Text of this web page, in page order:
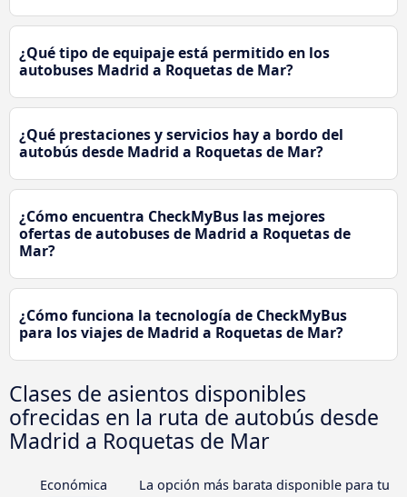
¿Qué tipo de equipaje está permitido en los
autobuses Madrid a Roquetas de Mar?
¿Qué prestaciones y servicios hay a bordo del
autobús desde Madrid a Roquetas de Mar?
¿Cómo encuentra CheckMyBus las mejores
ofertas de autobuses de Madrid a Roquetas de
Mar?
¿Cómo funciona la tecnología de CheckMyBus
para los viajes de Madrid a Roquetas de Mar?
Clases de asientos disponibles
ofrecidas en la ruta de autobús desde
Madrid a Roquetas de Mar
Económica
La opción más barata disponible para tu